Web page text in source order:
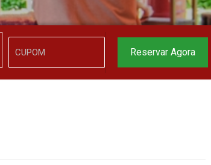
garantido
▼
Reservar Agora